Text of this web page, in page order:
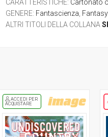
CARATTERISTICHE: Cartonato
GENERE: Fantascienza Fantasy
ALTRI TITOLI DELLA COLLANA
ACCEDI PER
ACQUISTARE